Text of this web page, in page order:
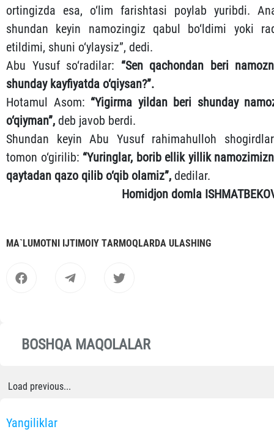
ortingizda esa, o‘lim farishtasi poylab yuribdi.
shundan keyin namozingiz qabul bo‘ldimi yoki
etildimi, shuni o‘ylaysiz”, dedi.
Abu Yusuf so‘radilar: “Sen qachondan beri
shunday kayfiyatda o‘qiysan?”.
Hotamul Asom: “Yigirma yildan beri shunday
o‘qiyman”, deb javob berdi.
Shundan keyin Abu Yusuf rahimahulloh
tomon o‘girilib: “Yuringlar, borib ellik yillik
qaytadan qazo qilib o‘qib olamiz”, dedilar.
Homidjon domla
MА`LUMOTNI IJTIMOIY TАRMOQLАRDА ULАSHING
BOSHQA MAQOLALAR
Load previous...
Yangiliklar